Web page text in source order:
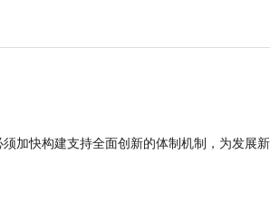
加快构建支持全面创新的体制机制，为发展